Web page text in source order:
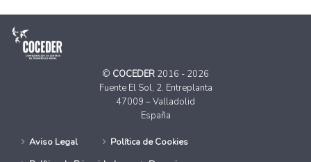
© COCEDER 2016 - 2026
Fuente El Sol, 2. Entreplanta
47009 – Valladolid
España
Aviso Legal
Política de Cookies